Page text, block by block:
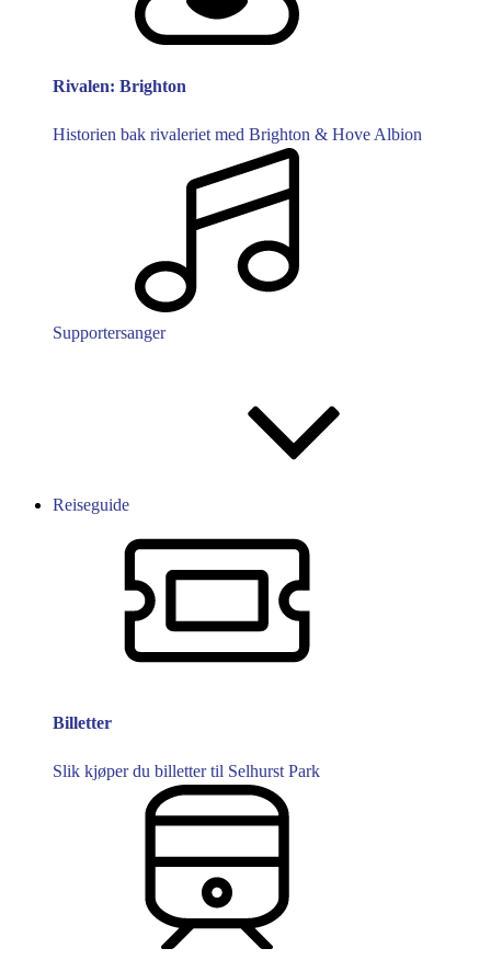
Rivalen: Brighton
Historien bak rivaleriet med Brighton & Hove Albion
Supportersanger
Reiseguide
Billetter
Slik kjøper du billetter til Selhurst Park